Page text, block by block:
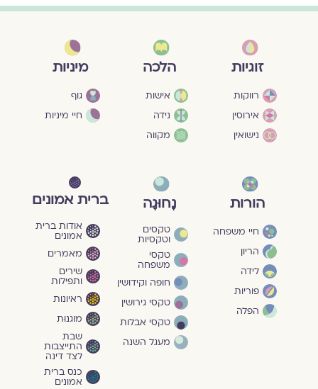
זוגיות
רווקות
אירוסין
נישואין
הלכה
אישות
נידה
מקווה
מיניות
גוף
חיי מיניות
הורות
חיי משפחה
הריון
לידה
פוריות
הפלה
נָחוּגָה
טקסים
וטקסיות
טקסי
משפחה
חופה וקידושין
טקסי גירושין
טקסי אבלות
מעגל השנה
ברית אמונים
אודות ברית
אמונים
מאמרים
שירים
ותפילות
ראיונות
מוגנוּת
שבת
התייצבות
לצד דינה
כנס ברית
אמונים